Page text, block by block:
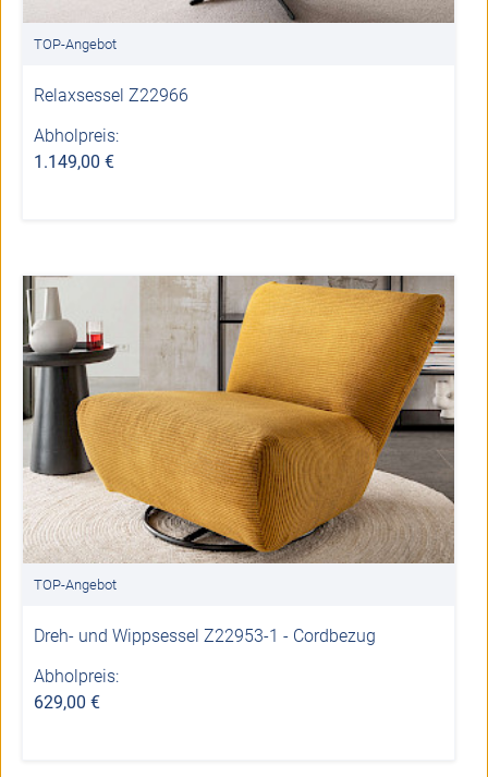
TOP-Angebot
Relaxsessel Z22966
Abholpreis:
1.149,00 €
TOP-Angebot
Dreh- und Wippsessel Z22953-1 - Cordbezug
Abholpreis:
629,00 €